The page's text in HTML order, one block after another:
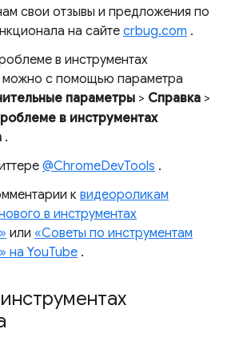
свои отзывы и предложения по
на сайте crbug.com .
в инструментах
можно с помощью параметра
параметры > Справка >
в инструментах
.
@ChromeDevTools .
к видеороликам
в инструментах
или «Советы по инструментам
на YouTube .